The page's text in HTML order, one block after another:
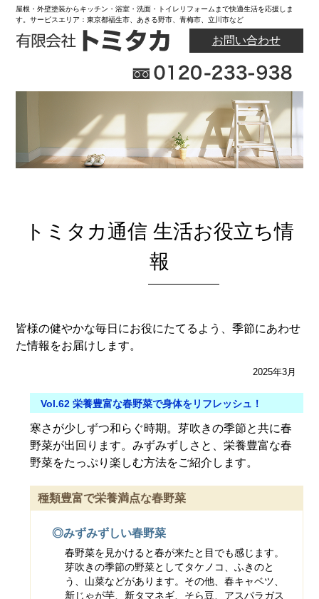
屋根・外壁塗装からキッチン・浴室・洗面・トイレリフォームまで快適生活を応援しま
す。サービスエリア：東京都福生市、あきる野市、青梅市、立川市など
お問い合わせ
トミタカ通信 生活お役立ち情
報
皆様の健やかな毎日にお役にたてるよう、季節にあわせ
た情報をお届けします。
2025年3月
Vol.62 栄養豊富な春野菜で身体をリフレッシュ！
寒さが少しずつ和らぐ時期。芽吹きの季節と共に春
野菜が出回ります。みずみずしさと、栄養豊富な春
野菜をたっぷり楽しむ方法をご紹介します。
種類豊富で栄養満点な春野菜
◎みずみずしい春野菜
春野菜を見かけると春が来たと目でも感じます。
芽吹きの季節の野菜としてタケノコ、ふきのと
う、山菜などがあります。その他、春キャベツ、
新じゃが芋、新タマネギ、そら豆、アスパラガス